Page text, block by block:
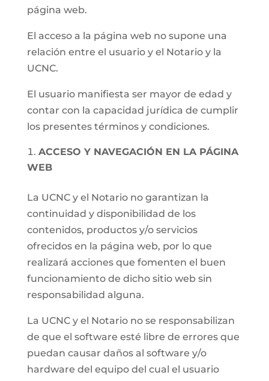
página web.
El acceso a la página web no supone una
relación entre el usuario y el Notario y la
UCNC.
El usuario manifiesta ser mayor de edad y
contar con la capacidad jurídica de cumplir
los presentes términos y condiciones.
ACCESO Y NAVEGACIÓN EN LA PÁGINA
WEB
La UCNC y el Notario no garantizan la
continuidad y disponibilidad de los
contenidos, productos y/o servicios
ofrecidos en la página web, por lo que
realizará acciones que fomenten el buen
funcionamiento de dicho sitio web sin
responsabilidad alguna.
La UCNC y el Notario no se responsabilizan
de que el software esté libre de errores que
puedan causar daños al software y/o
hardware del equipo del cual el usuario